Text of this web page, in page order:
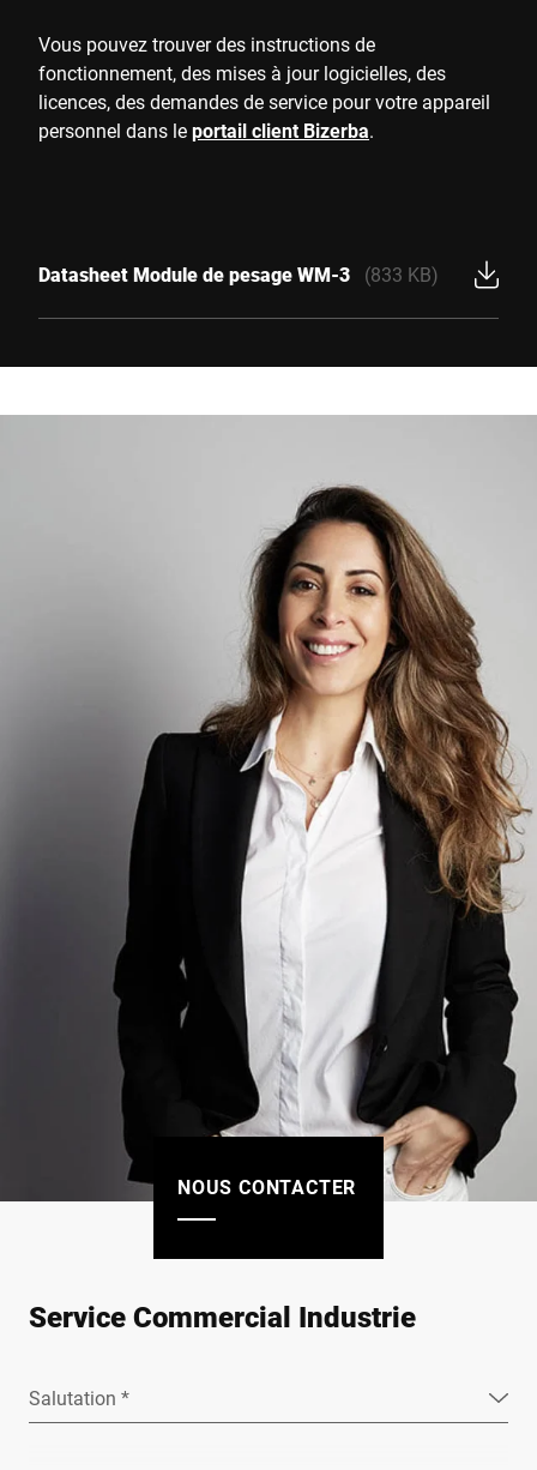
Vous pouvez trouver des instructions de
fonctionnement, des mises à jour logicielles, des
licences, des demandes de service pour votre appareil
personnel dans leportail client Bizerba.
Datasheet Module de pesage WM-3 (833 KB)
NOUS CONTACTER
Service Commercial Industrie
Salutation *